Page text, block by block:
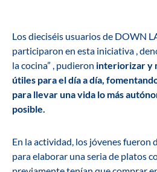
Los dieciséis usuarios de DOWN
participaron en esta iniciativa ,
la cocina” , pudieron interiorizar y
útiles para el día a día,
para llevar una vida lo más
posible.
En la actividad, los jóvenes
para elaborar una seria de platos